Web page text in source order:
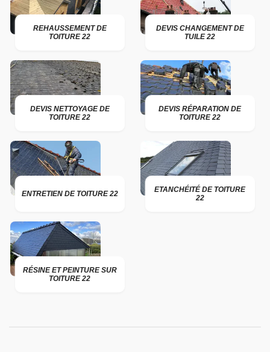
REHAUSSEMENT DE
TOITURE 22
DEVIS CHANGEMENT DE
TUILE 22
DEVIS NETTOYAGE DE
TOITURE 22
DEVIS RÉPARATION DE
TOITURE 22
ENTRETIEN DE TOITURE 22
ETANCHÉITÉ DE TOITURE
22
RÉSINE ET PEINTURE SUR
TOITURE 22